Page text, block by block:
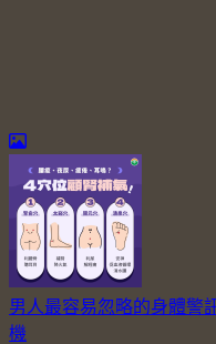
男人最容易忽略的身體警
機